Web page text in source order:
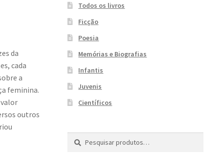
da
cada
a
feminina.
outros
Todos os livros
Ficção
Poesia
Memórias e Biografias
Infantis
Juvenis
Científicos
Pesquisar